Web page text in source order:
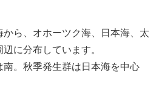
ら、オホーツク海、日本海、太
に分布しています。
。秋季発生群は日本海を中心